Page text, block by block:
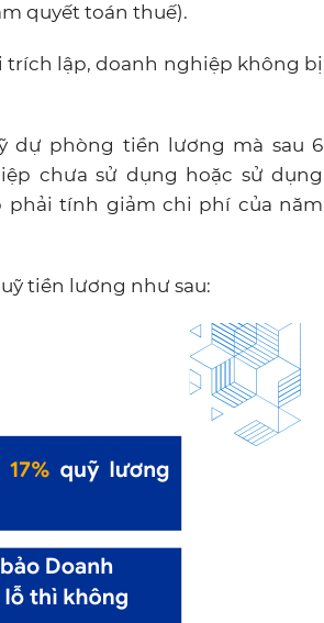
quyết toán thuế).
lập, doanh nghiệp không bị
dự phòng tiền lương mà sau 6
chưa sử dụng hoặc sử dụng
tính giảm chi phí của năm
tiền lương như sau: